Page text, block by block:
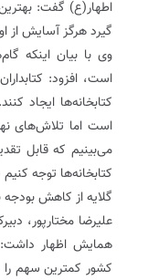
اطهار(ع) گفت:
گیرد هرگز آسایش
وی با بیان اینکه
است، افزود:
کتابخانه‌ها ایجاد
است اما تلاش‌های
می‌بینیم که قابل
کتابخانه‌ها توجه
گلایه از کاهش بودجه
علیرضا مختارپور،
همایش اظهار
کشور کمترین سهم را